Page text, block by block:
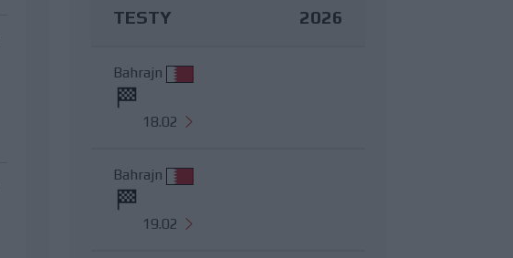
TESTY 2026
Bahrajn
18.02
Bahrajn
19.02